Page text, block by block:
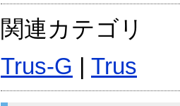
関連カテゴリ
Trus-G | Trus